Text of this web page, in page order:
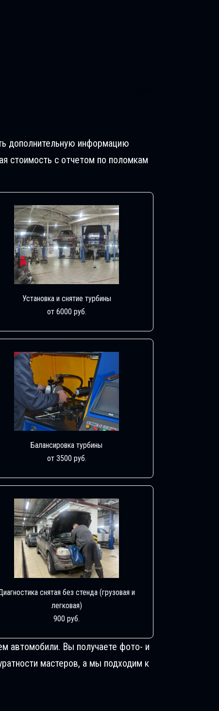
дополнительную информацию
стоимость с отчетом по поломкам
Установка и снятие турбины
от 6000 руб.
Балансировка турбины
от 3500 руб.
снятая без стенда (грузовая и
легковая)
900 руб.
автомобили. Вы получаете фото- и
мастеров, а мы подходим к